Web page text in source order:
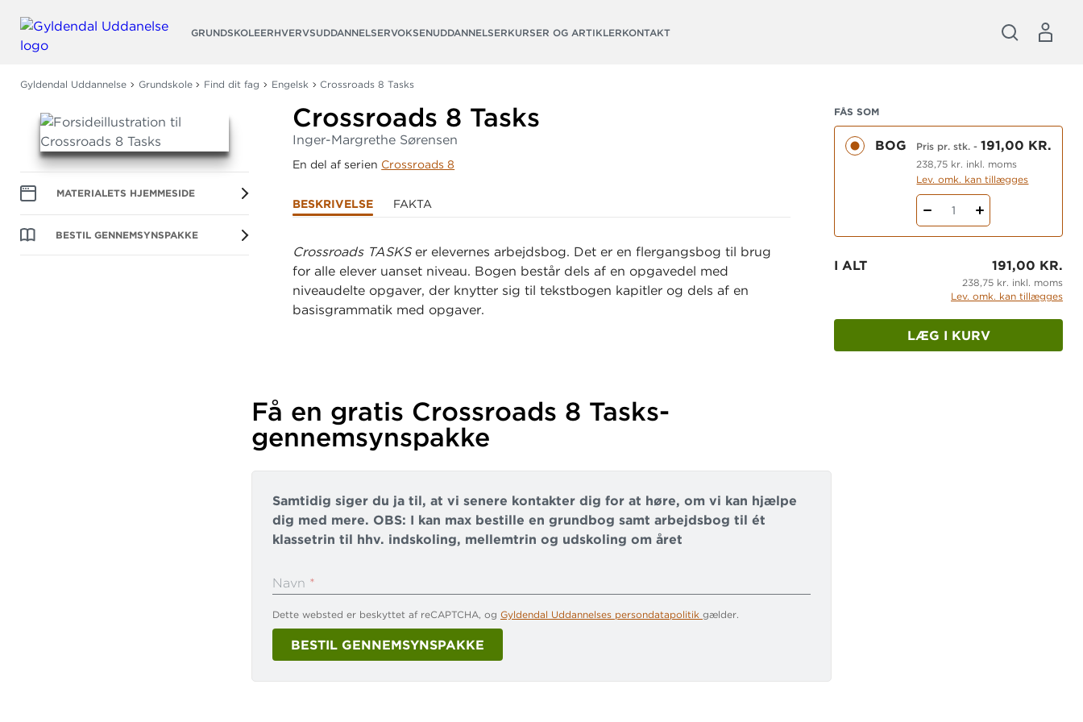
GRUNDSKOLEERHVERVSUDDANNELSERVOKSENUDDANNELSERKURSER OG ARTIKLERKONTAKT
Gyldendal Uddannelse Grundskole Find dit fag Engelsk Crossroads 8 Tasks
MATERIALETS HJEMMESIDE
BESTIL GENNEMSYNSPAKKE
Crossroads 8 Tasks
Inger-Margrethe Sørensen
En del af serien Crossroads 8
BESKRIVELSE FAKTA
Crossroads TASKSer elevernes arbejdsbog. Det er en flergangsbog til brug
for alle elever uanset niveau. Bogen består dels af en opgavedel med
niveaudelte opgaver, der knytter sig til tekstbogen kapitler og dels af en
basisgrammatik med opgaver.
FÅS SOM
BOG Pris pr. stk. -191,00 KR.
238,75 kr. inkl. moms
Lev. omk. kan tillægges
1
I ALT 191,00 KR.
238,75 kr. inkl. moms
Lev. omk. kan tillægges
LÆG I KURV
Få en gratis Crossroads 8 Tasks-
gennemsynspakke
Samtidig siger du ja til, at vi senere kontakter dig for at høre, om vi kan hjælpe
dig med mere. OBS: I kan max bestille en grundbog samt arbejdsbog til ét
klassetrin til hhv. indskoling, mellemtrin og udskoling om året
Navn *
Din skoles navn og adresse *
Dette websted er beskyttet af reCAPTCHA, og Gyldendal Uddannelses persondatapolitik gælder.
BESTIL GENNEMSYNSPAKKE